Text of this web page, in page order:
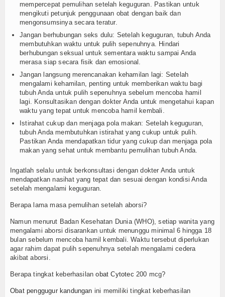
mempercepat pemulihan setelah keguguran. Pastikan untuk
mengikuti petunjuk penggunaan obat dengan baik dan
mengonsumsinya secara teratur.
Jangan berhubungan seks dulu: Setelah keguguran, tubuh Anda
membutuhkan waktu untuk pulih sepenuhnya. Hindari
berhubungan seksual untuk sementara waktu sampai Anda
merasa siap secara fisik dan emosional.
Jangan langsung merencanakan kehamilan lagi: Setelah
mengalami kehamilan, penting untuk memberikan waktu bagi
tubuh Anda untuk pulih sepenuhnya sebelum mencoba hamil
lagi. Konsultasikan dengan dokter Anda untuk mengetahui kapan
waktu yang tepat untuk mencoba hamil kembali.
Istirahat cukup dan menjaga pola makan: Setelah keguguran,
tubuh Anda membutuhkan istirahat yang cukup untuk pulih.
Pastikan Anda mendapatkan tidur yang cukup dan menjaga pola
makan yang sehat untuk membantu pemulihan tubuh Anda.
Ingatlah selalu untuk berkonsultasi dengan dokter Anda untuk
mendapatkan nasihat yang tepat dan sesuai dengan kondisi Anda
setelah mengalami keguguran.
Berapa lama masa pemulihan setelah aborsi?
Namun menurut Badan Kesehatan Dunia (WHO), setiap wanita yang
mengalami aborsi disarankan untuk menunggu minimal 6 hingga 18
bulan sebelum mencoba hamil kembali. Waktu tersebut diperlukan
agar rahim dapat pulih sepenuhnya setelah mengalami cedera
akibat aborsi.
Berapa tingkat keberhasilanobat Cytotec 200 mcg?
Obat penggugur kandungan ini memiliki tingkat keberhasilan